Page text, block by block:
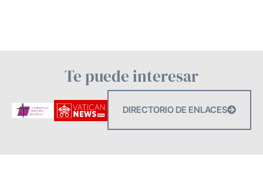
Te puede interesar
DIRECTORIO DE ENLACES